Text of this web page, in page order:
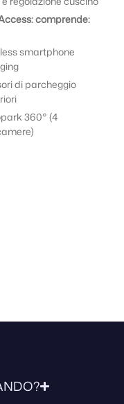
comprende:
smartphone
di parcheggio
360° (4